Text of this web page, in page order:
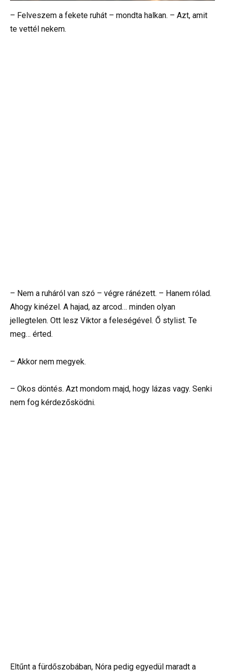
– Felveszem a fekete ruhát – mondta halkan. – Azt, amit
te vettél nekem.
– Nem a ruháról van szó – végre ránézett. – Hanem rólad.
Ahogy kinézel. A hajad, az arcod… minden olyan
jellegtelen. Ott lesz Viktor a feleségével. Ő stylist. Te
meg… érted.
– Akkor nem megyek.
– Okos döntés. Azt mondom majd, hogy lázas vagy. Senki
nem fog kérdezősködni.
Eltűnt a fürdőszobában, Nóra pedig egyedül maradt a